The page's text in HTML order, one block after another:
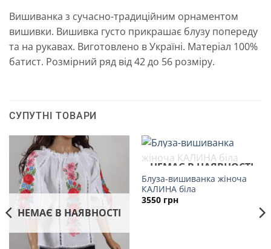
Вишиванка з сучасно-традиційним орнаментом
вишивки. Вишивка густо прикрашає блузу попереду
та на рукавах. Виготовлено в Україні. Матеріал 100%
батист. Розмірний ряд від 42 до 56 розміру.
СУПУТНІ ТОВАРИ
НЕМАЄ В НАЯВНОСТІ
НЕМАЄ В НАЯВНОСТІ
Блуза-вишиванка жіноча
КАЛИНА біла
3550 грн